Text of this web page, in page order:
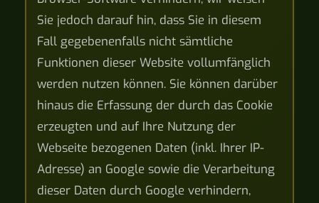
Sie jedoch darauf hin, dass Sie in diesem
Fall gegebenenfalls nicht sämtliche
Funktionen dieser Website vollumfänglich
werden nutzen können. Sie können darüber
hinaus die Erfassung der durch das Cookie
erzeugten und auf Ihre Nutzung der
Webseite bezogenen Daten (inkl. Ihrer IP-
Adresse) an Google sowie die Verarbeitung
dieser Daten durch Google verhindern,